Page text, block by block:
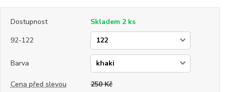
Dostupnost
Skladem 2 ks
92-122
Barva
Cena před slevou 250 Kč